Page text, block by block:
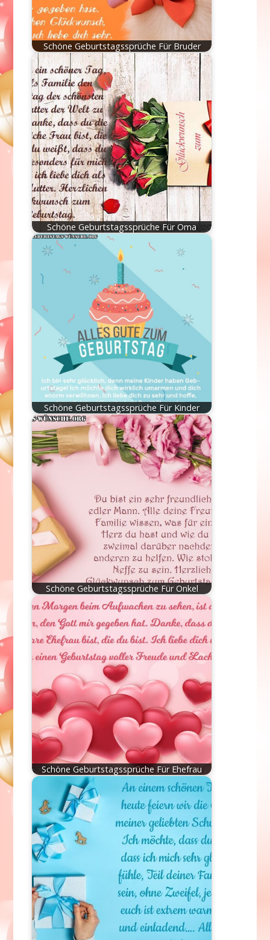
Schöne Geburtstagssprüche Für Bruder
Schöne Geburtstagssprüche Für Oma
Schöne Geburtstagssprüche Für Kinder
Schöne Geburtstagssprüche Für Onkel
Schöne Geburtstagssprüche Für Ehefrau